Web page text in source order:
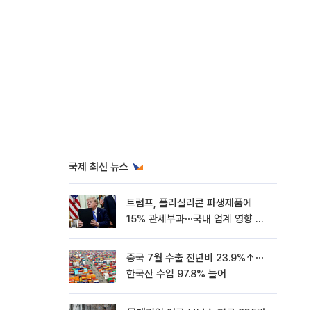
국제 최신 뉴스
트럼프, 폴리실리콘 파생제품에
15% 관세부과⋯국내 업계 영향 촉
중국 7월 수출 전년비 23.9%↑⋯
한국산 수입 97.8% 늘어